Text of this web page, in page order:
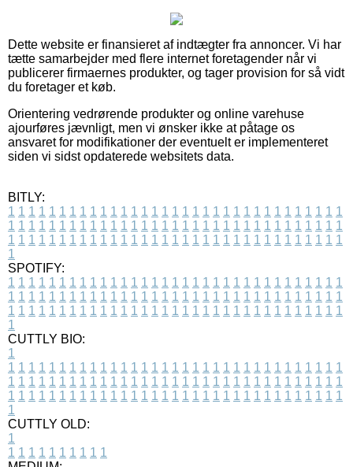
Dette website er finansieret af indtægter fra annoncer. Vi har
tætte samarbejder med flere internet foretagender når vi
publicerer firmaernes produkter, og tager provision for så vidt
du foretager et køb.
Orientering vedrørende produkter og online varehuse
ajourføres jævnligt, men vi ønsker ikke at påtage os
ansvaret for modifikationer der eventuelt er implementeret
siden vi sidst opdaterede websitets data.
BITLY:
1 1 1 1 1 1 1 1 1 1 1 1 1 1 1 1 1 1 1 1 1 1 1 1 1 1 1 1 1 1 1 1 1
1 1 1 1 1 1 1 1 1 1 1 1 1 1 1 1 1 1 1 1 1 1 1 1 1 1 1 1 1 1 1 1 1
1 1 1 1 1 1 1 1 1 1 1 1 1 1 1 1 1 1 1 1 1 1 1 1 1 1 1 1 1 1 1 1 1
1
SPOTIFY:
1 1 1 1 1 1 1 1 1 1 1 1 1 1 1 1 1 1 1 1 1 1 1 1 1 1 1 1 1 1 1 1 1
1 1 1 1 1 1 1 1 1 1 1 1 1 1 1 1 1 1 1 1 1 1 1 1 1 1 1 1 1 1 1 1 1
1 1 1 1 1 1 1 1 1 1 1 1 1 1 1 1 1 1 1 1 1 1 1 1 1 1 1 1 1 1 1 1 1
1
CUTTLY BIO:
1
1 1 1 1 1 1 1 1 1 1 1 1 1 1 1 1 1 1 1 1 1 1 1 1 1 1 1 1 1 1 1 1 1
1 1 1 1 1 1 1 1 1 1 1 1 1 1 1 1 1 1 1 1 1 1 1 1 1 1 1 1 1 1 1 1 1
1 1 1 1 1 1 1 1 1 1 1 1 1 1 1 1 1 1 1 1 1 1 1 1 1 1 1 1 1 1 1 1 1
1
CUTTLY OLD:
1
1 1 1 1 1 1 1 1 1 1